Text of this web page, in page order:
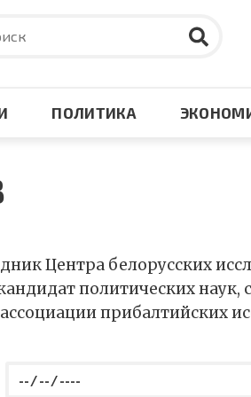
Азия
и Средний Восток
ПОЛИТИКА
Центра белорусских
политических наук,
прибалтийских